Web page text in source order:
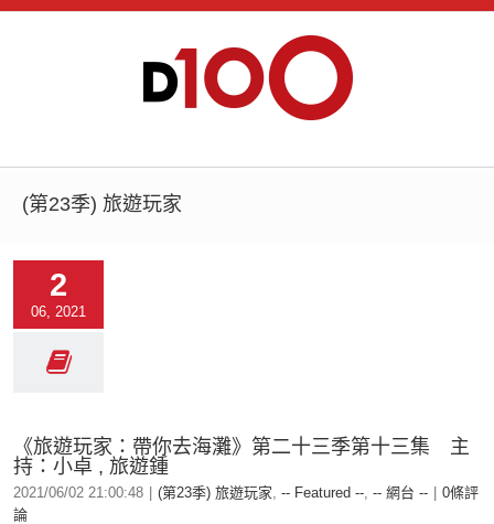
(第23季) 旅遊玩家
2
06, 2021
《旅遊玩家：帶你去海灘》第二十三季第十三集 主
持：小卓 , 旅遊鍾
2021/06/02 21:00:48 (第23季) 旅遊玩家, -- Featured --, -- 網台 --
0條評
論